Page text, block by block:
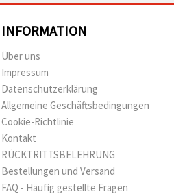
INFORMATION
Über uns
Impressum
Datenschutzerklärung
Allgemeine Geschäftsbedingungen
Cookie-Richtlinie
Kontakt
RÜCKTRITTSBELEHRUNG
Bestellungen und Versand
FAQ - Häufig gestellte Fragen